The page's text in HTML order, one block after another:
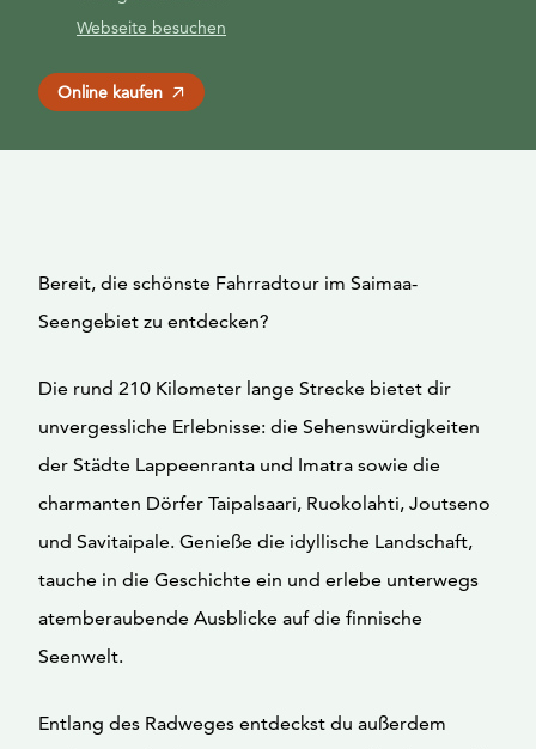
Webseite besuchen
Online kaufen
Bereit, die schönste Fahrradtour im Saimaa-
Seengebiet zu entdecken?
Die rund 210 Kilometer lange Strecke bietet dir
unvergessliche Erlebnisse: die Sehenswürdigkeiten
der Städte Lappeenranta und Imatra sowie die
charmanten Dörfer Taipalsaari, Ruokolahti, Joutseno
und Savitaipale. Genieße die idyllische Landschaft,
tauche in die Geschichte ein und erlebe unterwegs
atemberaubende Ausblicke auf die finnische
Seenwelt.
Entlang des Radweges entdeckst du außerdem